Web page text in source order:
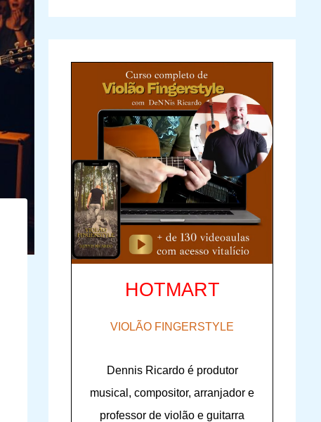
HOTMART
VIOLÃO FINGERSTYLE
Dennis Ricardo é produtor
musical, compositor, arranjador e
professor de violão e guitarra